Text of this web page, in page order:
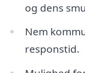
og dens
Nem
responstid.